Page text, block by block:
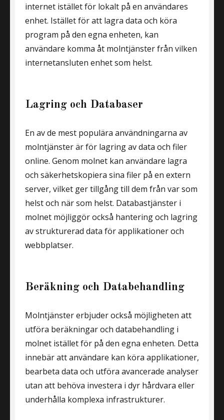
internet istället för lokalt på en användares
enhet. Istället för att lagra data och köra
program på den egna enheten, kan
användare komma åt molntjänster från vilken
internetansluten enhet som helst.
Lagring och Databaser
En av de mest populära användningarna av
molntjänster är för lagring av data och filer
online. Genom molnet kan användare lagra
och säkerhetskopiera sina filer på en extern
server, vilket ger tillgång till dem från var som
helst och när som helst. Databastjänster i
molnet möjliggör också hantering och lagring
av strukturerad data för applikationer och
webbplatser.
Beräkning och Databehandling
Molntjänster erbjuder också möjligheten att
utföra beräkningar och databehandling i
molnet istället för på den egna enheten. Detta
innebär att användare kan köra applikationer,
bearbeta data och utföra avancerade analyser
utan att behöva investera i dyr hårdvara eller
underhålla komplexa infrastrukturer.